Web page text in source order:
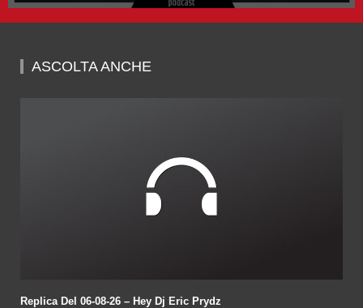
seconds
minutes,
55
ASCOLTA ANCHE
Replica Del 06-08-26 – Hey Dj Eric Prydz